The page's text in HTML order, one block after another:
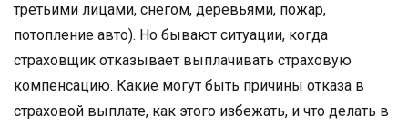
третьими лицами, снегом, деревьями, пожар,
потопление авто). Но бывают ситуации, когда
страховщик отказывает выплачивать страховую
компенсацию. Какие могут быть причины отказа в
страховой выплате, как этого избежать, и что делать в